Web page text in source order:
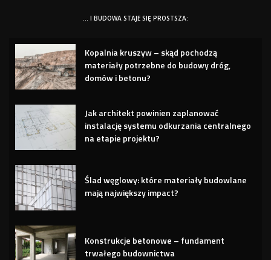
… I BUDOWA STAJE SIĘ PROSTSZA:
Kopalnia kruszyw – skąd pochodzą
materiały potrzebne do budowy dróg,
domów i betonu?
Jak architekt powinien zaplanować
instalację systemu odkurzania centralnego
na etapie projektu?
Ślad węglowy: które materiały budowlane
mają największy impact?
Konstrukcje betonowe – fundament
trwałego budownictwa